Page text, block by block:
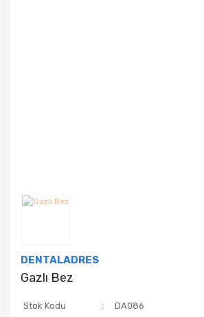
DENTALADRES
Gazlı Bez
Stok Kodu
DA086